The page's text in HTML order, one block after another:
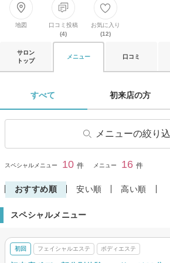
地図
口コミ投稿
(4)
お気に入り
(12)
サロン
トップ
メニュー 口コミ
すべて 初来店の方
メニューの絞り
フェイシャルエステ
プ
閉じる
スペシャルメニュー 10 件 メニュー 16 件
おすすめ順 安い順 高い順
スペシャルメニュー
初回 フェイシャルエステ ボディエステ